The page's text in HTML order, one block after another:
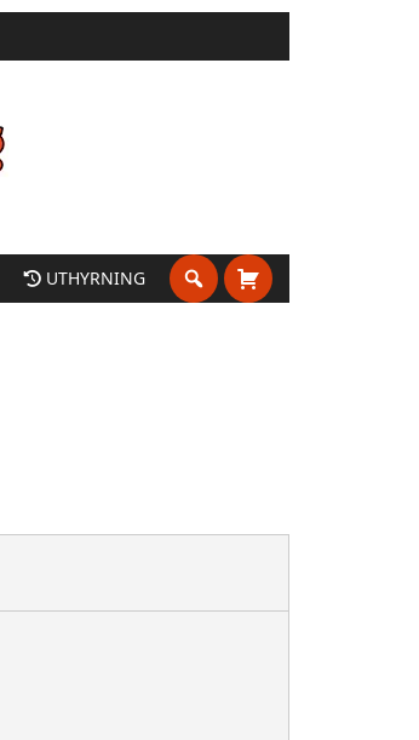
UTHYRNING